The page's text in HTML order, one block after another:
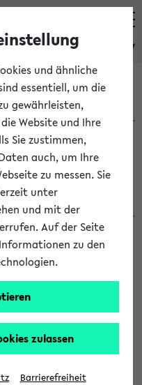
eKVV
nach dem25.07.2026
Koschmieder,
und ähnliche
essentiell, um die
gewährleisten,
Website und Ihre
Sie zustimmen,
auch, um Ihre
zu messen. Sie
unter
und mit der
Auf der Seite
zu den
zulassen
Barrierefreiheit